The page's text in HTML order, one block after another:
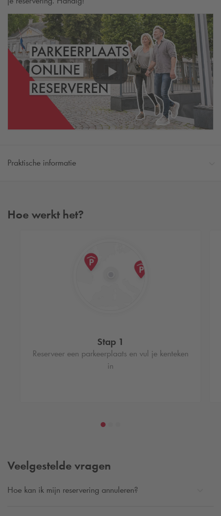
Praktische informatie
Hoe werkt het?
Stap 1
Reserveer een parkeerplaats en vul je kenteken
in
Veelgestelde vragen
Hoe kan ik mijn reservering annuleren?